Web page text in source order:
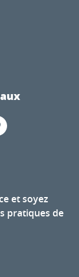
et soyez
pratiques de